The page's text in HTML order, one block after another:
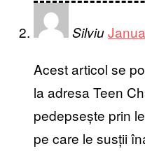
Silviu
Acest articol se
la adresa Teen
pedepsește prin
pe care le susții